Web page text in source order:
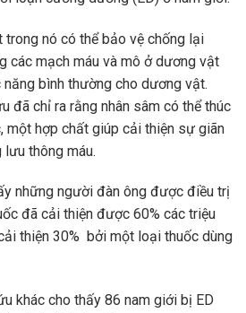
trong nó có thể bảo vệ chống lại
các mạch máu và mô ở dương vật
bình thường cho dương vật.
đã chỉ ra rằng nhân sâm có thể thúc
một hợp chất giúp cải thiện sự giãn
thông máu.
những người đàn ông được điều trị
đã cải thiện được 60% các triệu
thiện 30% bởi một loại thuốc dùng
khác cho thấy 86 nam giới bị ED